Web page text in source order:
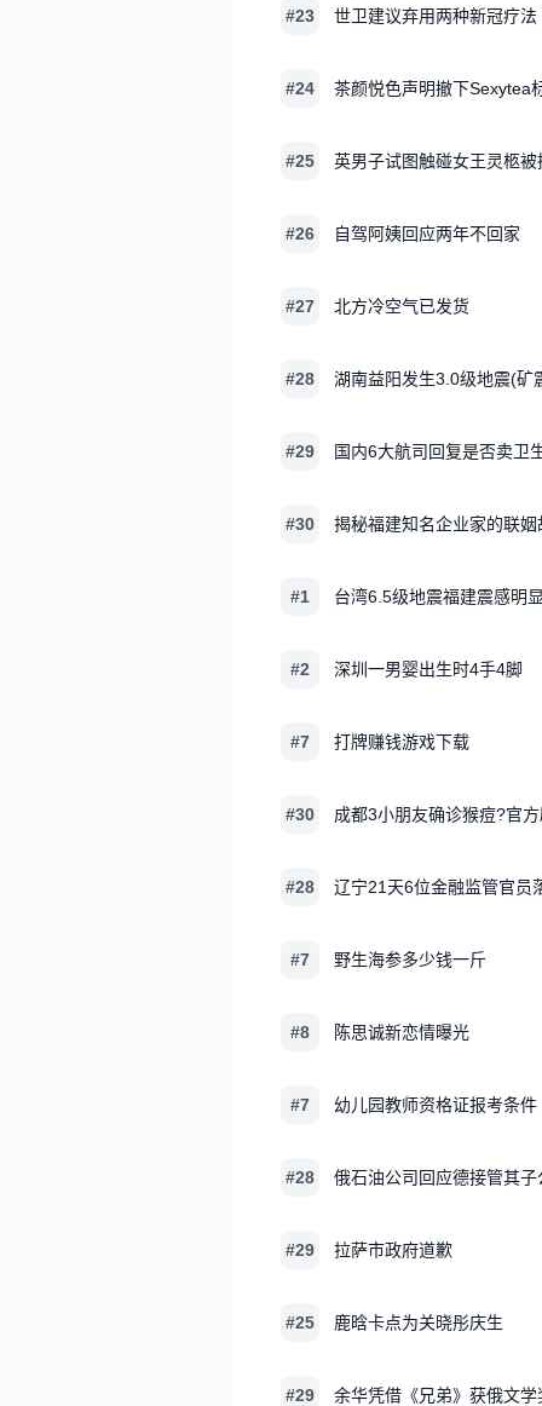
#23 世卫建议弃用两种新冠疗法
#24 茶颜悦色声明撤下Sexytea
#25 英男子试图触碰女王灵柩被
#26 自驾阿姨回应两年不回家
#27 北方冷空气已发货
#28 湖南益阳发生3.0级地震(矿
#29 国内6大航司回复是否卖卫
#30 揭秘福建知名企业家的联姻
#1 台湾6.5级地震福建震感明显
#2 深圳一男婴出生时4手4脚
#7 打牌赚钱游戏下载
#30 成都3小朋友确诊猴痘?官
#28 辽宁21天6位金融监管官员
#7 野生海参多少钱一斤
#8 陈思诚新恋情曝光
#7 幼儿园教师资格证报考条件
#28 俄石油公司回应德接管其子
#29 拉萨市政府道歉
#25 鹿晗卡点为关晓彤庆生
#29 余华凭借《兄弟》获俄文学